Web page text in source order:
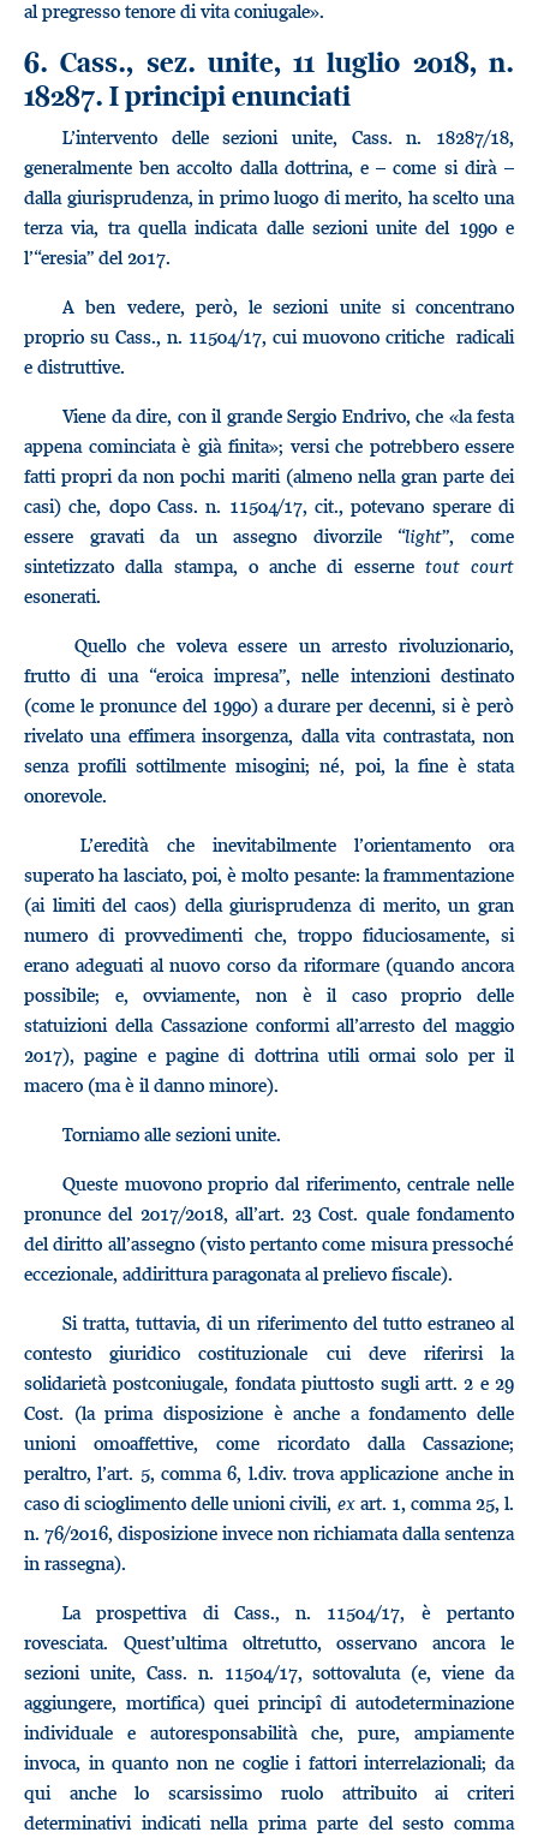
al pregresso tenore di vita coniugale».
6. Cass., sez. unite, 11 luglio 2018, n.
18287. I principi enunciati
L’intervento delle sezioni unite, Cass. n. 18287/18,
generalmente ben accolto dalla dottrina, e – come si dirà –
dalla giurisprudenza, in primo luogo di merito, ha scelto una
terza via, tra quella indicata dalle sezioni unite del 1990 e
l’“eresia” del 2017.
A ben vedere, però, le sezioni unite si concentrano
proprio su Cass., n. 11504/17, cui muovono critiche radicali
e distruttive.
Viene da dire, con il grande Sergio Endrivo, che «la festa
appena cominciata è già finita»; versi che potrebbero essere
fatti propri da non pochi mariti (almeno nella gran parte dei
casi) che, dopo Cass. n. 11504/17, cit., potevano sperare di
essere gravati da un assegno divorzile “light”, come
sintetizzato dalla stampa, o anche di esserne tout court
esonerati.
Quello che voleva essere un arresto rivoluzionario,
frutto di una “eroica impresa”, nelle intenzioni destinato
(come le pronunce del 1990) a durare per decenni, si è però
rivelato una effimera insorgenza, dalla vita contrastata, non
senza profili sottilmente misogini; né, poi, la fine è stata
onorevole.
L’eredità che inevitabilmente l’orientamento ora
superato ha lasciato, poi, è molto pesante: la frammentazione
(ai limiti del caos) della giurisprudenza di merito, un gran
numero di provvedimenti che, troppo fiduciosamente, si
erano adeguati al nuovo corso da riformare (quando ancora
possibile; e, ovviamente, non è il caso proprio delle
statuizioni della Cassazione conformi all’arresto del maggio
2017), pagine e pagine di dottrina utili ormai solo per il
macero (ma è il danno minore).
Torniamo alle sezioni unite.
Queste muovono proprio dal riferimento, centrale nelle
pronunce del 2017/2018, all’art. 23 Cost. quale fondamento
del diritto all’assegno (visto pertanto come misura pressoché
eccezionale, addirittura paragonata al prelievo fiscale).
Si tratta, tuttavia, di un riferimento del tutto estraneo al
contesto giuridico costituzionale cui deve riferirsi la
solidarietà postconiugale, fondata piuttosto sugli artt. 2 e 29
Cost. (la prima disposizione è anche a fondamento delle
unioni omoaffettive, come ricordato dalla Cassazione;
peraltro, l’art. 5, comma 6, l.div. trova applicazione anche in
caso di scioglimento delle unioni civili, exart. 1, comma 25, l.
n. 76/2016, disposizione invece non richiamata dalla sentenza
in rassegna).
La prospettiva di Cass., n. 11504/17, è pertanto
rovesciata. Quest’ultima oltretutto, osservano ancora le
sezioni unite, Cass. n. 11504/17, sottovaluta (e, viene da
aggiungere, mortifica) quei principî di autodeterminazione
individuale e autoresponsabilità che, pure, ampiamente
invoca, in quanto non ne coglie i fattori interrelazionali; da
qui anche lo scarsissimo ruolo attribuito ai criteri
determinativi indicati nella prima parte del sesto comma